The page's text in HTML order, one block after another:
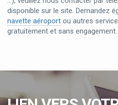
disponible sur le site. Demandez
navette aéroport ou autres
gratuitement et sans engagement.